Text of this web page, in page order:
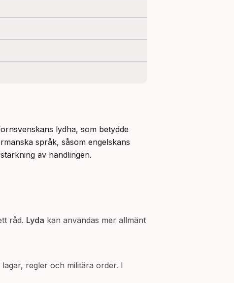
språk, såsom engelskans
av handlingen.
råd. Lyda kan användas mer allmänt
regler och militära order. I